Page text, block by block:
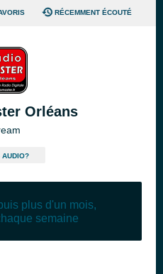
RÉCEMMENT ÉCOUTÉ
Orléans
AUDIO?
plus d'un mois,
semaine